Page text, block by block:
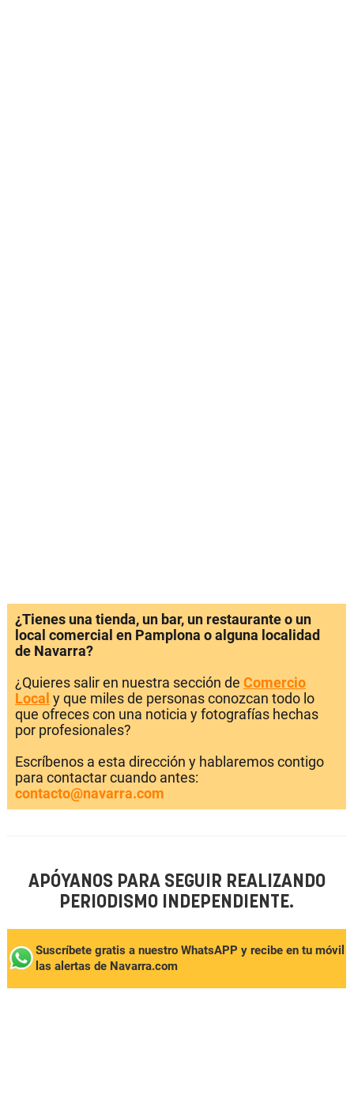
¿Tienes una tienda, un bar, un restaurante o un
local comercial en Pamplona o alguna localidad
de Navarra?
¿Quieres salir en nuestra sección de Comercio
Local y que miles de personas conozcan todo lo
que ofreces con una noticia y fotografías hechas
por profesionales?
Escríbenos a esta dirección y hablaremos contigo
para contactar cuando antes:
contacto@navarra.com
APÓYANOS PARA SEGUIR REALIZANDO
PERIODISMO INDEPENDIENTE.
Suscríbete gratis a nuestro WhatsAPP y recibe en tu móvil
las alertas de Navarra.com